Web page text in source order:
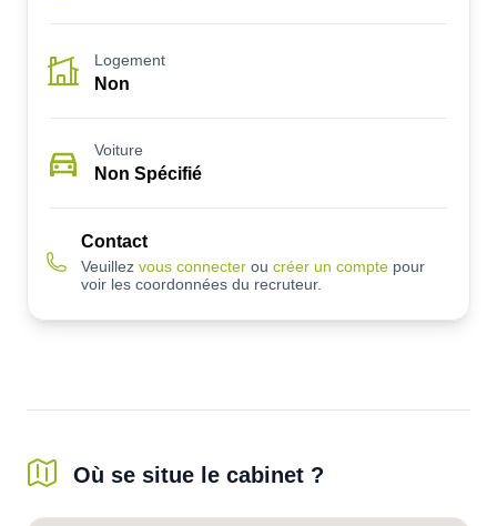
Logement
Non
Voiture
Non Spécifié
Contact
Veuillez vous connecter ou créer un compte pour
voir les coordonnées du recruteur.
Où se situe le cabinet ?